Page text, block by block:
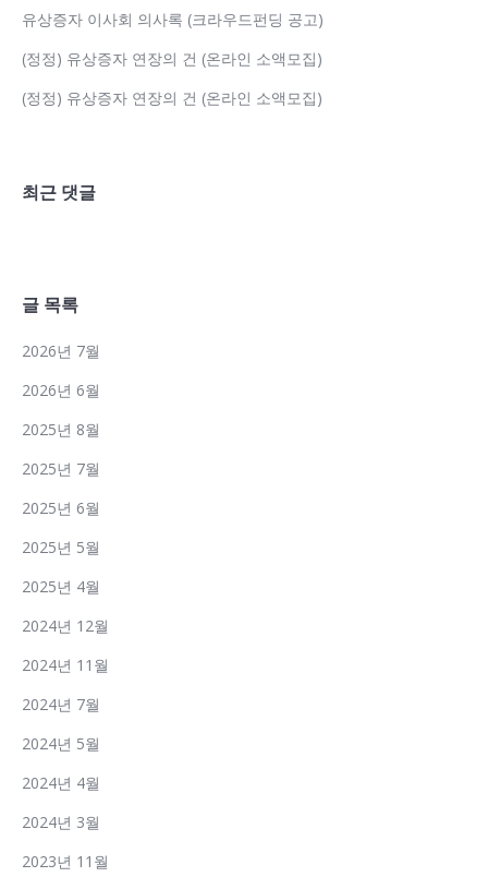
유상증자 이사회 의사록 (크라우드펀딩 공고)
(정정) 유상증자 연장의 건 (온라인 소액모집)
(정정) 유상증자 연장의 건 (온라인 소액모집)
최근 댓글
글 목록
2026년 7월
2026년 6월
2025년 8월
2025년 7월
2025년 6월
2025년 5월
2025년 4월
2024년 12월
2024년 11월
2024년 7월
2024년 5월
2024년 4월
2024년 3월
2023년 11월